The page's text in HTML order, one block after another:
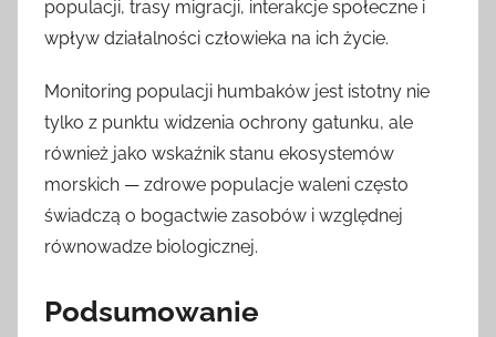
populacji, trasy migracji, interakcje społeczne i
wpływ działalności człowieka na ich życie.
Monitoring populacji humbaków jest istotny nie
tylko z punktu widzenia ochrony gatunku, ale
również jako wskaźnik stanu ekosystemów
morskich — zdrowe populacje waleni często
świadczą o bogactwie zasobów i względnej
równowadze biologicznej.
Podsumowanie